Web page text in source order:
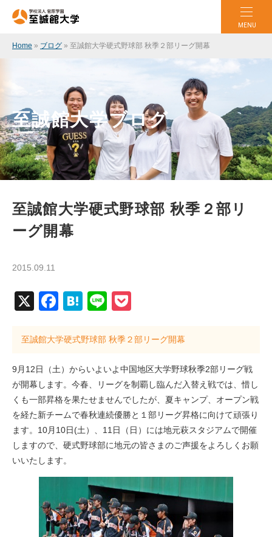
MENU
Home » ブログ » 至誠館大学硬式野球部 秋季２部リーグ開幕
至誠館大学ブログ
至誠館大学硬式野球部 秋季２部リ
ーグ開幕
2015.09.11
X Facebook
Hatena
Line
至誠館大学硬式野球部 秋季２部リーグ開幕
9月12日（土）からいよいよ中国地区大学野球秋季2部リーグ戦
が開幕します。今春、リーグを制覇し臨んだ入替え戦では、惜し
くも一部昇格を果たせませんでしたが、夏キャンプ、オープン戦
を経た新チームで春秋連続優勝と１部リーグ昇格に向けて頑張り
ます。10月10日(土）、11日（日）には地元萩スタジアムで開催
しますので、硬式野球部に地元の皆さまのご声援をよろしくお願
いいたします。